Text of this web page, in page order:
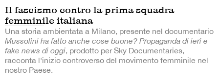
Il fascismo contro la prima squadra
femminile italiana
Una storia ambientata a Milano, presente nel documentario
Mussolini ha fatto anche cose buone? Propaganda di ieri e
fake news di oggi, prodotto per Sky Documentaries,
racconta l'inizio controverso del movimento femminile nel
nostro Paese.